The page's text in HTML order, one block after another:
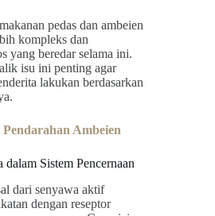
pedas dan ambeien
kompleks dan
yang beredar selama ini.
isu ini penting agar
lakukan berdasarkan
Ambeien
Sistem Pencernaan
dari senyawa aktif
dengan reseptor